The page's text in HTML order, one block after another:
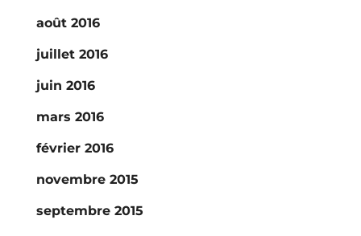
août 2016
juillet 2016
juin 2016
mars 2016
février 2016
novembre 2015
septembre 2015